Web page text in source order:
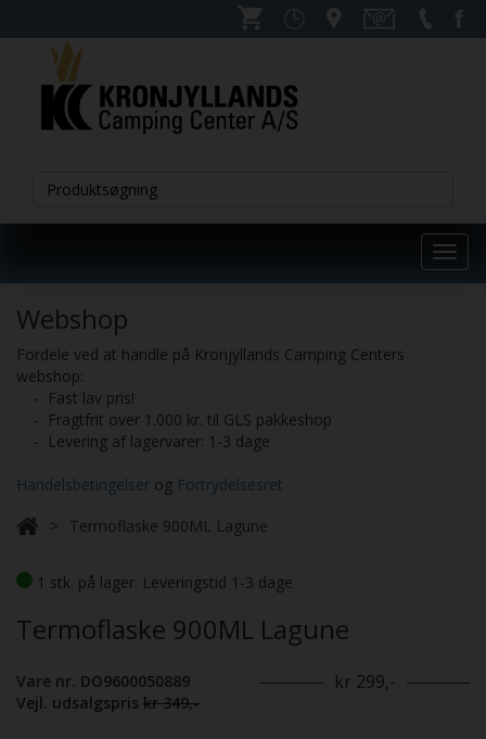
Webshop
Fordele ved at handle på Kronjyllands Camping Centers
webshop:
- Fast lav pris!
- Fragtfrit over 1.000 kr. til GLS pakkeshop
- Levering af lagervarer: 1-3 dage
Handelsbetingelser og Fortrydelsesret
Termoflaske 900ML Lagune
1 stk. på lager. Leveringstid 1-3 dage
Termoflaske 900ML Lagune
Vare nr. DO9600050889
Vejl. udsalgspris kr 349,-
kr 299,-